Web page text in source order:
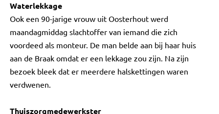
Waterlekkage
Ook een 90-jarige vrouw uit Oosterhout werd
maandagmiddag slachtoffer van iemand die zich
voordeed als monteur. De man belde aan bij haar huis
aan de Braak omdat er een lekkage zou zijn. Na zijn
bezoek bleek dat er meerdere halskettingen waren
verdwenen.
Thuiszorgmedewerkster